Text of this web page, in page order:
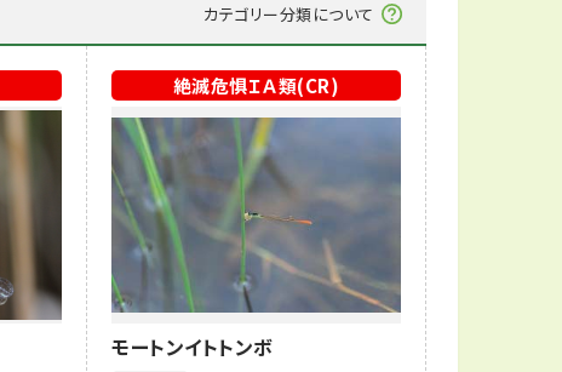
カテゴリー分類について
モートンイトトンボ
絶滅危惧ＩＡ類(CR)